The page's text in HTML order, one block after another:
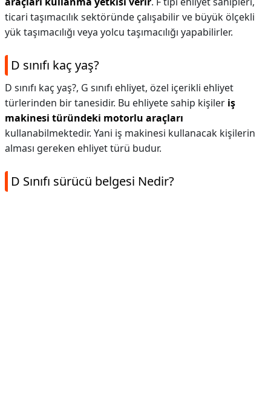
ticari taşımacılık sektöründe çalışabilir ve büyük ölçekli
yük taşımacılığı veya yolcu taşımacılığı yapabilirler.
D sınıfı kaç yaş?
D sınıfı kaç yaş?, G sınıfı ehliyet, özel içerikli ehliyet
türlerinden bir tanesidir. Bu ehliyete sahip kişiler iş
makinesi türündeki motorlu araçları
kullanabilmektedir. Yani iş makinesi kullanacak kişilerin
alması gereken ehliyet türü budur.
D Sınıfı sürücü belgesi Nedir?